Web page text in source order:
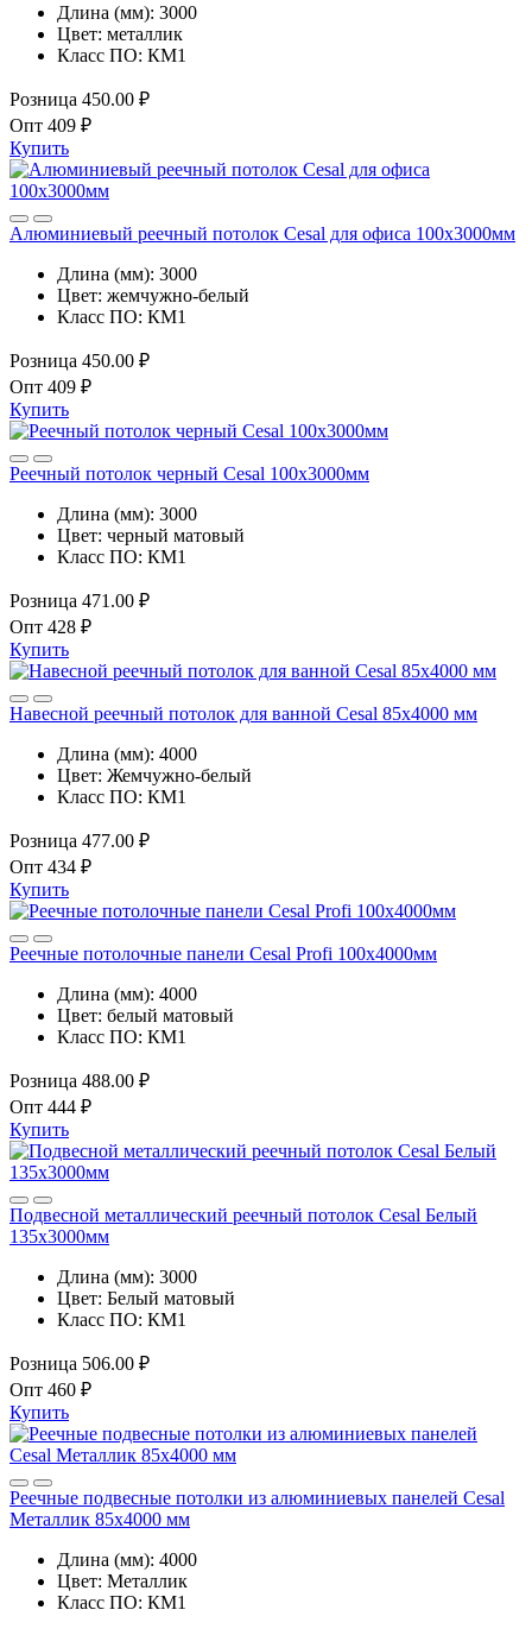
Длина (мм): 3000
Цвет: металлик
Класс ПО: КМ1
Розница 450.00 ₽
Опт 409 ₽
Купить
Алюминиевый реечный потолок Cesal для офиса 100x3000мм
Длина (мм): 3000
Цвет: жемчужно-белый
Класс ПО: КМ1
Розница 450.00 ₽
Опт 409 ₽
Купить
Реечный потолок черный Cesal 100x3000мм
Длина (мм): 3000
Цвет: черный матовый
Класс ПО: КМ1
Розница 471.00 ₽
Опт 428 ₽
Купить
Навесной реечный потолок для ванной Cesal 85х4000 мм
Длина (мм): 4000
Цвет: Жемчужно-белый
Класс ПО: КМ1
Розница 477.00 ₽
Опт 434 ₽
Купить
Реечные потолочные панели Cesal Profi 100x4000мм
Длина (мм): 4000
Цвет: белый матовый
Класс ПО: КМ1
Розница 488.00 ₽
Опт 444 ₽
Купить
Подвесной металлический реечный потолок Cesal Белый
135х3000мм
Длина (мм): 3000
Цвет: Белый матовый
Класс ПО: КМ1
Розница 506.00 ₽
Опт 460 ₽
Купить
Реечные подвесные потолки из алюминиевых панелей Cesal
Металлик 85х4000 мм
Длина (мм): 4000
Цвет: Металлик
Класс ПО: КМ1